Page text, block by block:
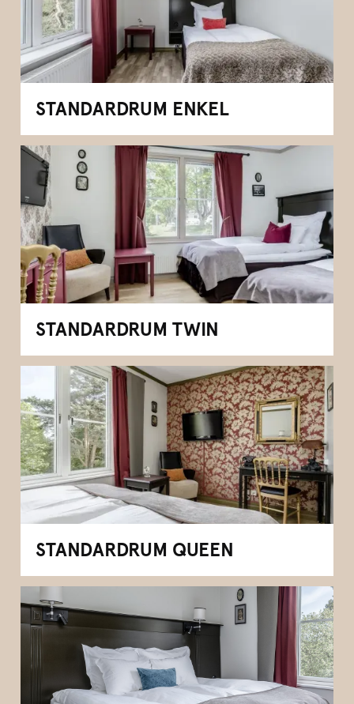
STANDARDRUM ENKEL
STANDARDRUM TWIN
STANDARDRUM QUEEN